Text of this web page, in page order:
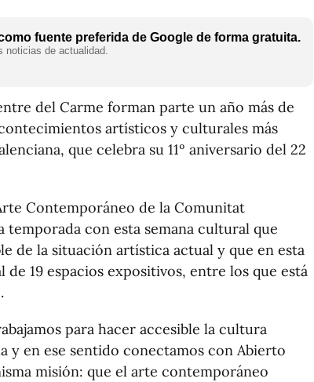
fuente preferida de Google de forma gratuita.
noticias de actualidad.
del Carme forman parte un año más de
artísticos y culturales más
que celebra su 11º aniversario del 22
Contemporáneo de la Comunitat
temporada con esta semana cultural que
de la situación artística actual y que en esta
de 19 espacios expositivos, entre los que está
para hacer accesible la cultura
y en ese sentido conectamos con Abierto
misión: que el arte contemporáneo